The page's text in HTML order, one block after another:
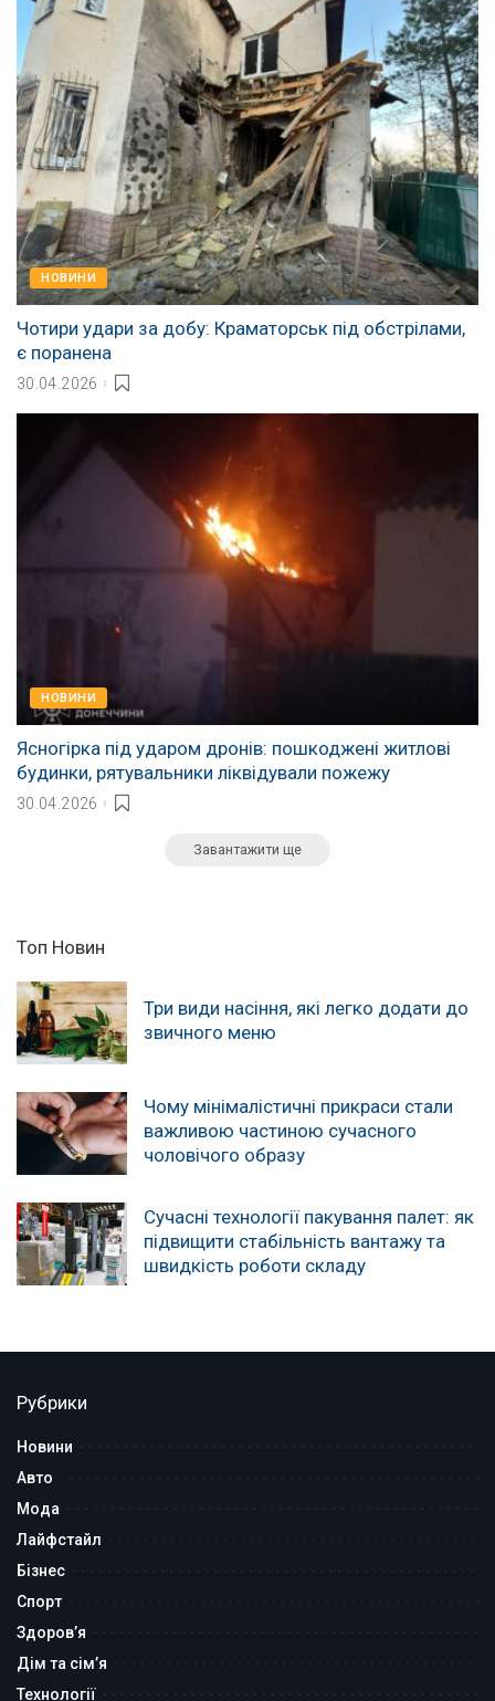
НОВИНИ
Чотири удари за добу: Краматорськ під обстрілами,
є поранена
30.04.2026
НОВИНИ
Ясногірка під ударом дронів: пошкоджені житлові
будинки, рятувальники ліквідували пожежу
30.04.2026
Завантажити ще
Топ Новин
Три види насіння, які легко додати до
звичного меню
Чому мінімалістичні прикраси стали
важливою частиною сучасного
чоловічого образу
Сучасні технології пакування палет: як
підвищити стабільність вантажу та
швидкість роботи складу
Рубрики
Новини
Авто
Мода
Лайфстайл
Бізнес
Спорт
Здоров’я
Дім та сім’я
Технології